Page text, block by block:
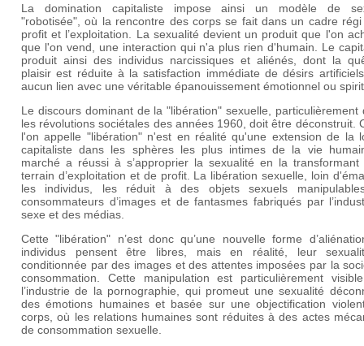
La domination capitaliste impose ainsi un modèle de
"robotisée", où la rencontre des corps se fait dans un cadre
profit et l’exploitation. La sexualité devient un produit que l'on
que l'on vend, une interaction qui n'a plus rien d'humain. Le
produit ainsi des individus narcissiques et aliénés, dont la
plaisir est réduite à la satisfaction immédiate de désirs
aucun lien avec une véritable épanouissement émotionnel ou
Le discours dominant de la "libération" sexuelle, particulièrement
les révolutions sociétales des années 1960, doit être déconstruit.
l'on appelle "libération" n'est en réalité qu'une extension de la
capitaliste dans les sphères les plus intimes de la vie
marché a réussi à s’approprier la sexualité en la
terrain d’exploitation et de profit. La libération sexuelle, loin
les individus, les réduit à des objets sexuels
consommateurs d’images et de fantasmes fabriqués par
sexe et des médias.
Cette "libération" n’est donc qu’une nouvelle forme
individus pensent être libres, mais en réalité, leur
conditionnée par des images et des attentes imposées par la
consommation. Cette manipulation est particulièrement
l’industrie de la pornographie, qui promeut une sexualité
des émotions humaines et basée sur une objectification
corps, où les relations humaines sont réduites à des actes
de consommation sexuelle.